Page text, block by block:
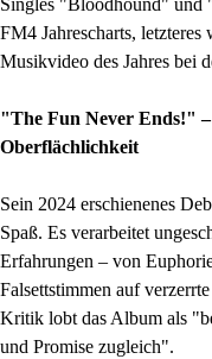
Singles "Bloodhound" und
FM4 Jahrescharts,
Musikvideo des Jahres bei
"The Fun Never Ends!"
Oberflächlichkeit
Sein 2024 erschienenes
Spaß. Es verarbeitet
Erfahrungen – von
Falsettstimmen auf
Kritik lobt das Album als
und Promise zugleich".